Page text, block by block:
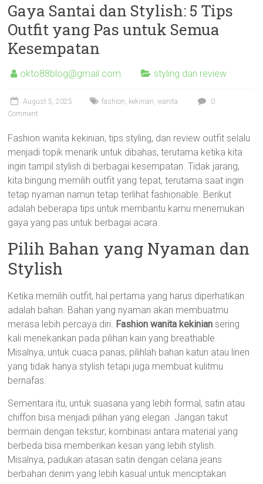
Gaya Santai dan Stylish: 5 Tips
Outfit yang Pas untuk Semua
Kesempatan
okto88blog@gmail.com styling dan review
August 5, 2025 fashion, kekinian,wanita
0
Comment
Fashion wanita kekinian, tips styling, dan review outfit selalu
menjadi topik menarik untuk dibahas, terutama ketika kita
ingin tampil stylish di berbagai kesempatan. Tidak jarang,
kita bingung memilih outfit yang tepat, terutama saat ingin
tetap nyaman namun tetap terlihat fashionable. Berikut
adalah beberapa tips untuk membantu kamu menemukan
gaya yang pas untuk berbagai acara.
Pilih Bahan yang Nyaman dan
Stylish
Ketika memilih outfit, hal pertama yang harus diperhatikan
adalah bahan. Bahan yang nyaman akan membuatmu
merasa lebih percaya diri. Fashion wanita kekinian sering
kali menekankan pada pilihan kain yang breathable.
Misalnya, untuk cuaca panas, pilihlah bahan katun atau linen
yang tidak hanya stylish tetapi juga membuat kulitmu
bernafas.
Sementara itu, untuk suasana yang lebih formal, satin atau
chiffon bisa menjadi pilihan yang elegan. Jangan takut
bermain dengan tekstur; kombinasi antara material yang
berbeda bisa memberikan kesan yang lebih stylish.
Misalnya, padukan atasan satin dengan celana jeans
berbahan denim yang lebih kasual untuk menciptakan